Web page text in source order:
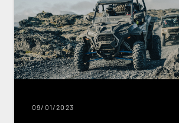
09/01/2023